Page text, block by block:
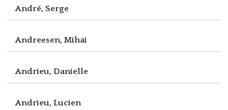
André, Serge
Andreesen, Mihai
Andrieu, Danielle
Andrieu, Lucien